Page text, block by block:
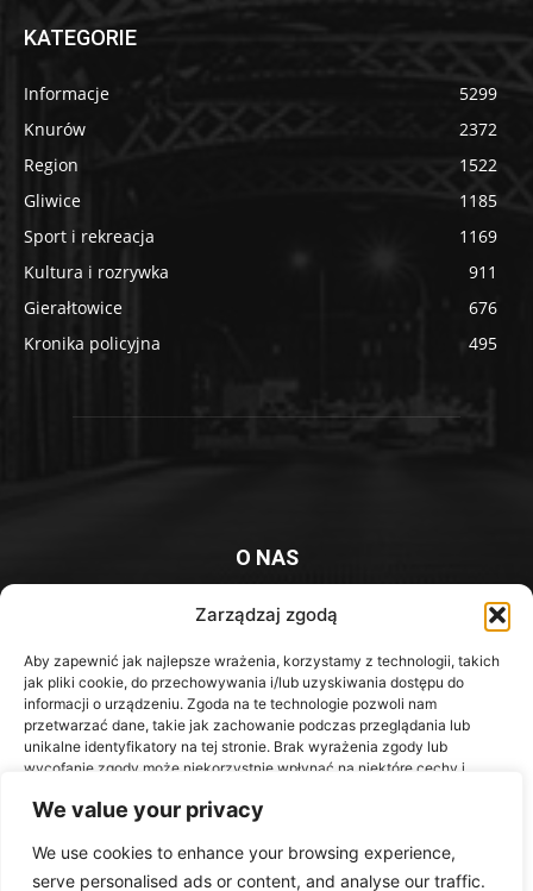
We value your privacy
We use cookies to enhance your browsing experience,
serve personalised ads or content, and analyse our traffic.
Zarządzaj zgodą
Aby zapewnić jak najlepsze wrażenia, korzystamy z technologii, takich
jak pliki cookie, do przechowywania i/lub uzyskiwania dostępu do
informacji o urządzeniu. Zgoda na te technologie pozwoli nam
przetwarzać dane, takie jak zachowanie podczas przeglądania lub
unikalne identyfikatory na tej stronie. Brak wyrażenia zgody lub
wycofanie zgody może niekorzystnie wpłynąć na niektóre cechy i
Akceptuję
KATEGORIE
Informacje
5299
Knurów
2372
Region
1522
Gliwice
1185
Sport i rekreacja
1169
Kultura i rozrywka
911
Gierałtowice
676
Kronika policyjna
495
O NAS
Platforma informacyjna mieszkańców Knurowa i okolic
Kontakt z redakcją:redakcja@iknurow.pl
Media Społecznościowe